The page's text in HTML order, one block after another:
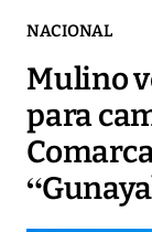
NACIONAL
Mulino
para